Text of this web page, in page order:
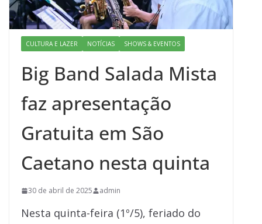
CULTURA E LAZER NOTÍCIAS SHOWS & EVENTOS
Big Band Salada Mista
faz apresentação
Gratuita em São
Caetano nesta quinta
30 de abril de 2025 admin
Nesta quinta-feira (1º/5), feriado do